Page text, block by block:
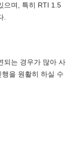
으며, 특히 RTI 1.5
.
되는 경우가 많아 사
을 원활히 하실 수